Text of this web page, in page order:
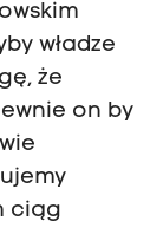
władze
że
on by
ciąg